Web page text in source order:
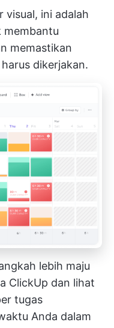
visual, ini adalah
membantu
memastikan
dikerjakan.
lebih maju
ClickUp dan lihat
tugas
Anda dalam